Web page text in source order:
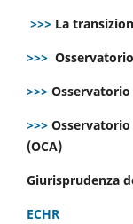
>>> La
>>>
>>>
>>>
(OCA)
Giurisprudenza
ECHR